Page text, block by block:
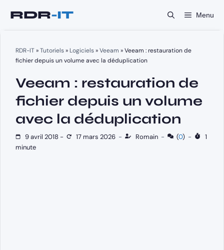
Menu
RDR-IT»Tutoriels» Logiciels»Veeam »Veeam : restauration de
fichier depuis un volume avec la déduplication
Veeam : restauration de
fichier depuis un volume
avec la déduplication
9 avril 2018 - 17 mars 2026 - Romain - (0) -
1
minute